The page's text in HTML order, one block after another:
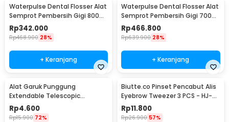
Waterpulse Dental Flosser Alat
Semprot Pembersih Gigi 800ml
- V300
Rp342.000
Rp468.900 28%
+ Keranjang
Waterpulse Dental Flosser Alat
Semprot Pembersih Gigi 700ml
- V660
Rp466.800
Rp639.900 28%
+ Keranjang
Alat Garuk Punggung
Extendable Telescopic
Stainless Steel - LJ-158
Rp4.600
Rp15.900 72%
Biutte.co Pinset Pencabut Alis
Eyebrow Tweezer 3 PCS - HJ-
E92
Rp11.800
Rp26.900 57%